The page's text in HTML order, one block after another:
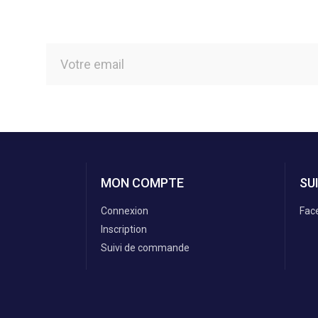
MON COMPTE
Connexion
Inscription
Suivi de commande